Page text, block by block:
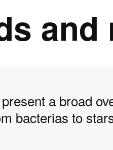
a broad
bacterias to